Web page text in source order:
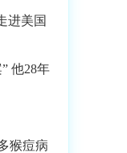
进美国
他28年
猴痘病